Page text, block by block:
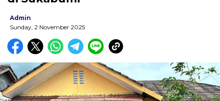
Admin
Sunday, 2 November 2025